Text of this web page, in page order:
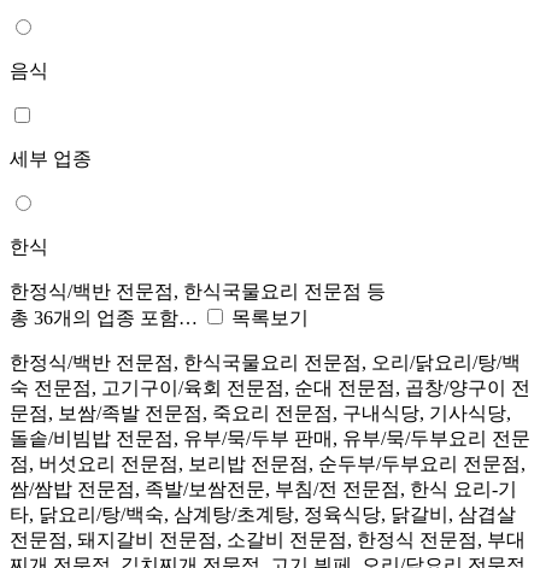
음식
세부 업종
한식
한정식/백반 전문점, 한식국물요리 전문점 등
총 36개의 업종 포함…
목록보기
한정식/백반 전문점, 한식국물요리 전문점, 오리/닭요리/탕/백
숙 전문점, 고기구이/육회 전문점, 순대 전문점, 곱창/양구이 전
문점, 보쌈/족발 전문점, 죽요리 전문점, 구내식당, 기사식당,
돌솥/비빔밥 전문점, 유부/묵/두부 판매, 유부/묵/두부요리 전문
점, 버섯요리 전문점, 보리밥 전문점, 순두부/두부요리 전문점,
쌈/쌈밥 전문점, 족발/보쌈전문, 부침/전 전문점, 한식 요리-기
타, 닭요리/탕/백숙, 삼계탕/초계탕, 정육식당, 닭갈비, 삼겹살
전문점, 돼지갈비 전문점, 소갈비 전문점, 한정식 전문점, 부대